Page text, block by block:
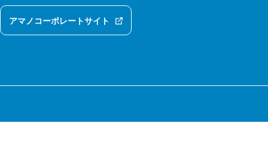
アマノコーポレートサイト